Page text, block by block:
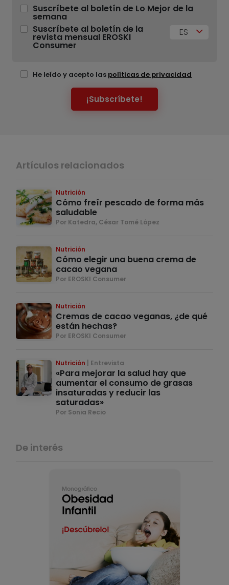
Suscríbete al boletín de Lo Mejor de la
semana
Suscríbete al boletín de la
revista mensual EROSKI
Consumer
ES
He leído y acepto las políticas de privacidad
¡Subscríbete!
Artículos relacionados
Nutrición
Cómo freír pescado de forma más
saludable
Por Katedra, César Tomé López
Nutrición
Cómo elegir una buena crema de
cacao vegana
Por EROSKI Consumer
Nutrición
Cremas de cacao veganas, ¿de qué
están hechas?
Por EROSKI Consumer
Nutrición Entrevista
«Para mejorar la salud hay que
aumentar el consumo de grasas
insaturadas y reducir las
saturadas»
Por Sonia Recio
De interés